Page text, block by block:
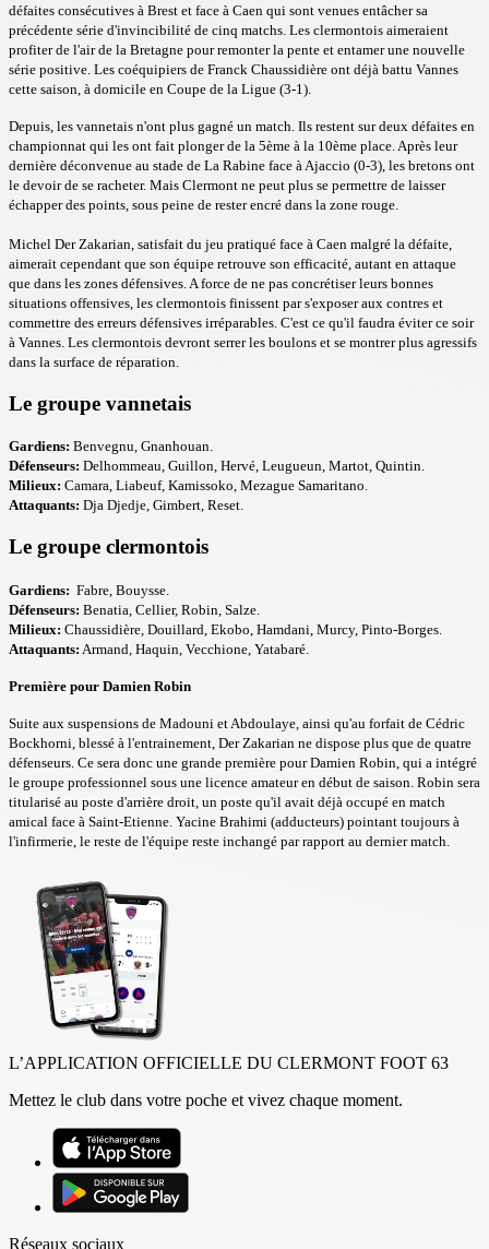
défaites consécutives à Brest et face à Caen qui sont venues entâcher sa
précédente série d'invincibilité de cinq matchs. Les clermontois aimeraient
profiter de l'air de la Bretagne pour remonter la pente et entamer une nouvelle
série positive. Les coéquipiers de Franck Chaussidière ont déjà battu Vannes
cette saison, à domicile en Coupe de la Ligue (3-1).
Depuis, les vannetais n'ont plus gagné un match. Ils restent sur deux défaites en
championnat qui les ont fait plonger de la 5ème à la 10ème place. Après leur
dernière déconvenue au stade de La Rabine face à Ajaccio (0-3), les bretons ont
le devoir de se racheter. Mais Clermont ne peut plus se permettre de laisser
échapper des points, sous peine de rester encré dans la zone rouge.
Michel Der Zakarian, satisfait du jeu pratiqué face à Caen malgré la défaite,
aimerait cependant que son équipe retrouve son efficacité, autant en attaque
que dans les zones défensives. A force de ne pas concrétiser leurs bonnes
situations offensives, les clermontois finissent par s'exposer aux contres et
commettre des erreurs défensives irréparables. C'est ce qu'il faudra éviter ce soir
à Vannes. Les clermontois devront serrer les boulons et se montrer plus agressifs
dans la surface de réparation.
Le groupe vannetais
Gardiens: Benvegnu, Gnanhouan.
Défenseurs: Delhommeau, Guillon, Hervé, Leugueun, Martot, Quintin.
Milieux: Camara, Liabeuf, Kamissoko, Mezague Samaritano.
Attaquants: Dja Djedje, Gimbert, Reset.
Le groupe clermontois
Gardiens: Fabre, Bouysse.
Défenseurs: Benatia, Cellier, Robin, Salze.
Milieux: Chaussidière, Douillard, Ekobo, Hamdani, Murcy, Pinto-Borges.
Attaquants: Armand, Haquin, Vecchione, Yatabaré.
Première pour Damien Robin
Suite aux suspensions de Madouni et Abdoulaye, ainsi qu'au forfait de Cédric
Bockhorni, blessé à l'entrainement, Der Zakarian ne dispose plus que de quatre
défenseurs. Ce sera donc une grande première pour Damien Robin, qui a intégré
le groupe professionnel sous une licence amateur en début de saison. Robin sera
titularisé au poste d'arrière droit, un poste qu'il avait déjà occupé en match
amical face à Saint-Etienne. Yacine Brahimi (adducteurs) pointant toujours à
l'infirmerie, le reste de l'équipe reste inchangé par rapport au dernier match.
L’APPLICATION OFFICIELLE DU CLERMONT FOOT 63
Mettez le club dans votre poche et vivez chaque moment.
Réseaux sociaux